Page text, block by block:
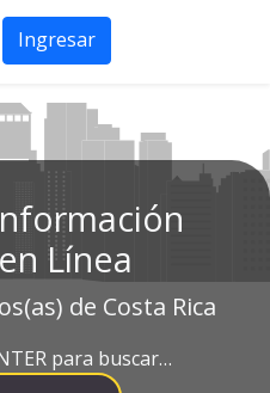
Ingresar
Línea
de Costa Rica
para buscar…